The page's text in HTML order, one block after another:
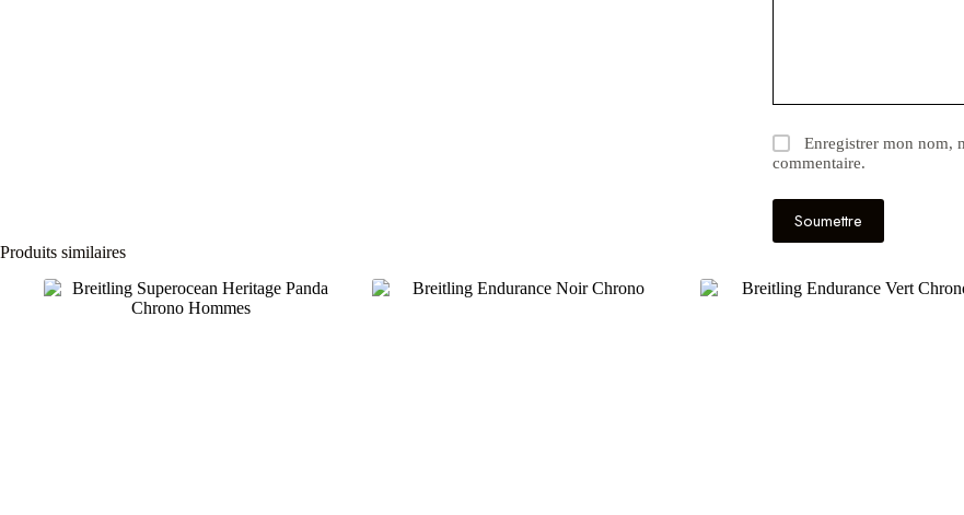
Enregistrer mon nom,
commentaire.
Soumettre
Produits similaires